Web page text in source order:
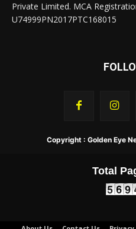
Private Limited. MCA
U74999PN2017PTC168015
Copyright : Golden Eye
Total